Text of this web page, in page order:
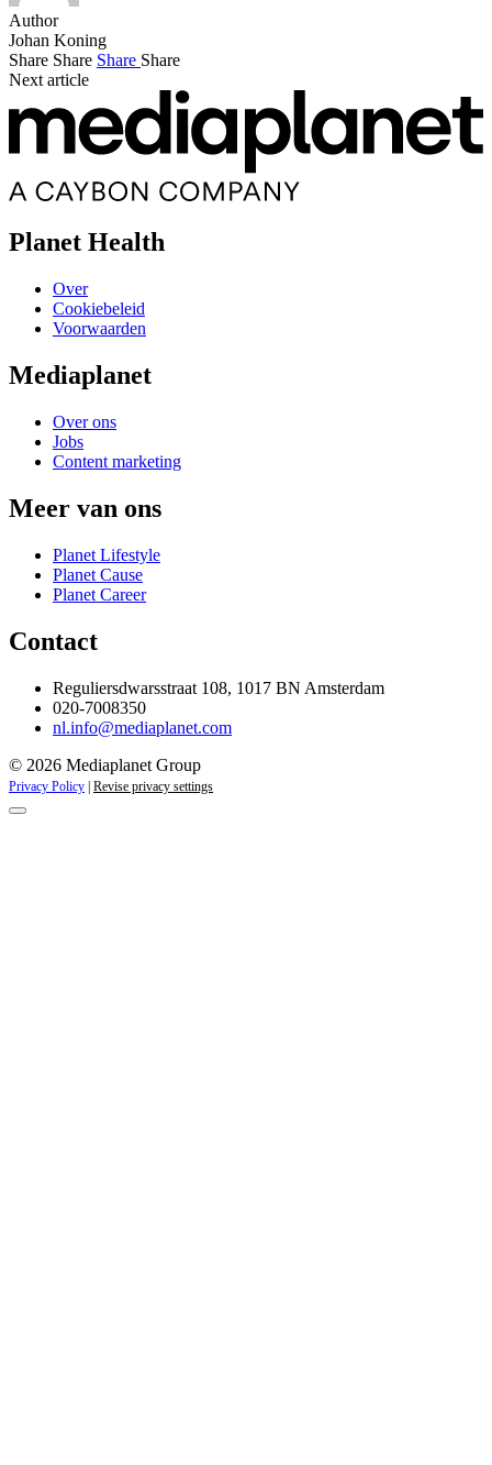
Author
Johan Koning
Share Share Share Share
Next article
Planet Health
Over
Cookiebeleid
Voorwaarden
Mediaplanet
Over ons
Jobs
Content marketing
Meer van ons
Planet Lifestyle
Planet Cause
Planet Career
Contact
Reguliersdwarsstraat 108, 1017 BN Amsterdam
020-7008350
nl.info@mediaplanet.com
© 2026 Mediaplanet Group
Privacy Policy | Revise privacy settings